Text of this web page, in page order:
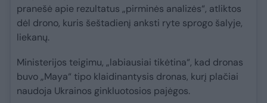
pranešė apie rezultatus „pirminės analizės“, atliktos
dėl drono, kuris šeštadienį anksti ryte sprogo šalyje,
liekanų.
Ministerijos teigimu, „labiausiai tikėtina“, kad dronas
buvo „Maya“ tipo klaidinantysis dronas, kurį plačiai
naudoja Ukrainos ginkluotosios pajėgos.